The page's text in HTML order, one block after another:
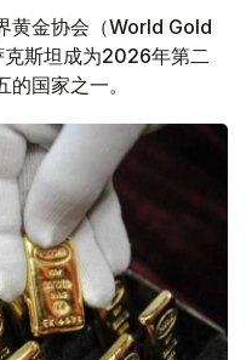
黄金协会（World Gold
斯坦成为2026年第二
国家之一。